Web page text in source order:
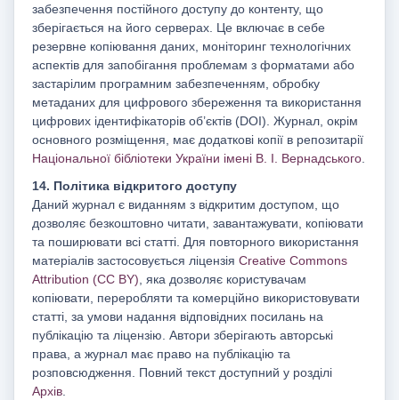
забезпечення постійного доступу до контенту, що
зберігається на його серверах. Це включає в себе
резервне копіювання даних, моніторинг технологічних
аспектів для запобігання проблемам з форматами або
застарілим програмним забезпеченням, обробку
метаданих для цифрового збереження та використання
цифрових ідентифікаторів об’єктів (DOI). Журнал, окрім
основного розміщення, має додаткові копії в репозитарії
Національної бібліотеки України імені В. І. Вернадського
14. Політика відкритого доступу
Даний журнал є виданням з відкритим доступом, що
дозволяє безкоштовно читати, завантажувати, копіювати
та поширювати всі статті. Для повторного використання
матеріалів застосовується ліцензія Creative Commons
Attribution (CC BY) , яка дозволяє користувачам
копіювати, переробляти та комерційно використовувати
статті, за умови надання відповідних посилань на
публікацію та ліцензію. Автори зберігають авторські
права, а журнал має право на публікацію та
розповсюдження. Повний текст доступний у розділі
Архів